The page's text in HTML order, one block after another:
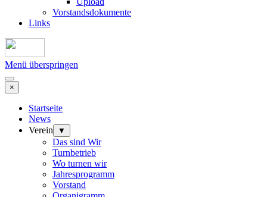
Vorstandsdokumente
Links
Menü überspringen
×
Startseite
News
Verein
▼
Das sind Wir
Turnbetrieb
Wo turnen wir
Jahresprogramm
Vorstand